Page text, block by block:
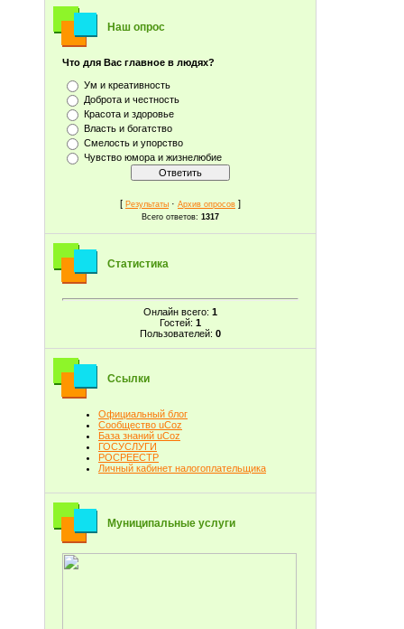
Наш опрос
Что для Вас главное в людях?
Ум и креативность
Доброта и честность
Красота и здоровье
Власть и богатство
Смелость и упорство
Чувство юмора и жизнелюбие
[ Результаты · Архив опросов ]
Всего ответов: 1317
Статистика
Онлайн всего: 1
Гостей: 1
Пользователей: 0
Ссылки
Официальный блог
Сообщество uCoz
База знаний uCoz
ГОСУСЛУГИ
РОСРЕЕСТР
Личный кабинет налогоплательщика
Муниципальные услуги